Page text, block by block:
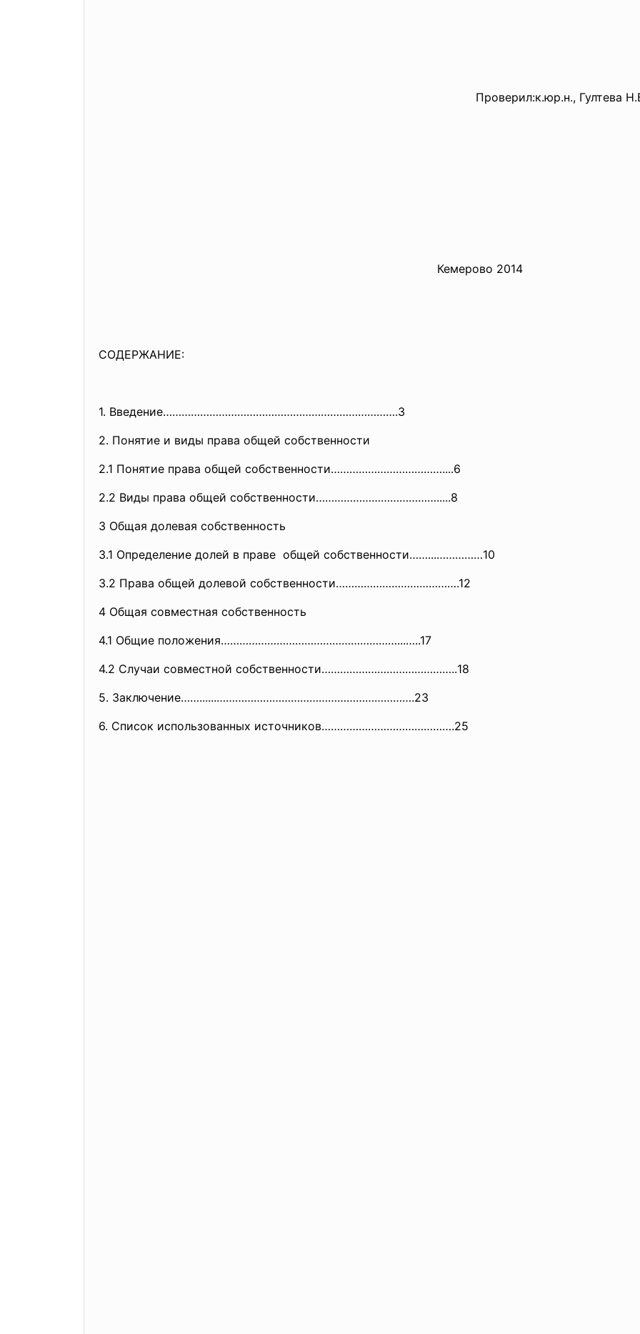
Проверил:к.юр.н., Гултева
Кемерово 2014
СОДЕРЖАНИЕ:
1. Введение………………………………………………………………….3
2. Понятие и виды права общей собственности
2.1 Понятие права общей собственности………………………………....6
2.2 Виды права общей собственности………………………………….....8
3 Общая долевая собственность
3.1 Определение долей в праве общей собственности……...……………10
3.2 Права общей долевой собственности………………………………….12
4 Общая совместная собственность
4.1 Общие положения…………………………………………………...…..17
4.2 Случаи совместной собственности……………………………………..18
5. Заключение……......……………………………………………………….23
6. Список использованных источников…………………………………….25